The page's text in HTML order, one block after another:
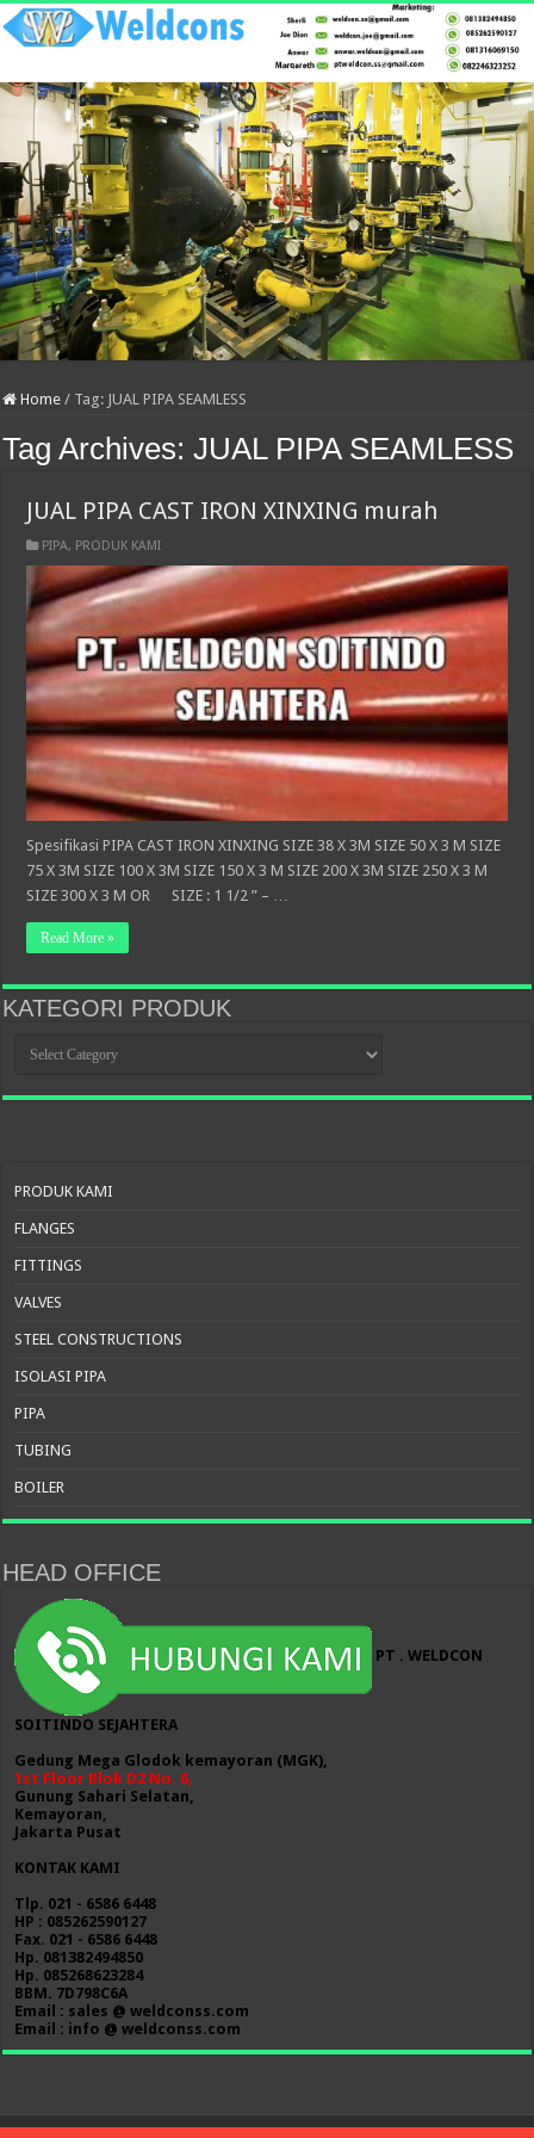
Home / Tag: JUAL PIPA SEAMLESS
Tag Archives:JUAL PIPA SEAMLESS
JUAL PIPA CAST IRON XINXING murah
PIPA, PRODUK KAMI
Spesifikasi PIPA CAST IRON XINXING SIZE 38 X 3M SIZE 50 X 3 M SIZE
75 X 3M SIZE 100 X 3M SIZE 150 X 3 M SIZE 200 X 3M SIZE 250 X 3 M
SIZE 300 X 3 M OR SIZE : 1 1/2 ” – …
Read More »
KATEGORI PRODUK
PRODUK
PRODUK KAMI
FLANGES
FITTINGS
VALVES
STEEL CONSTRUCTIONS
ISOLASI PIPA
PIPA
TUBING
BOILER
HEAD OFFICE
PT . WELDCON
SOITINDO SEJAHTERA
Gedung Mega Glodok kemayoran (MGK),
1st Floor Blok D2 No. 6,
Gunung Sahari Selatan,
Kemayoran,
Jakarta Pusat
KONTAK KAMI
Tlp. 021 - 6586 6448
HP : 085262590127
Fax. 021 - 6586 6448
Hp. 081382494850
Hp. 085268623284
BBM. 7D798C6A
Email : sales @ weldconss.com
Email : info @ weldconss.com